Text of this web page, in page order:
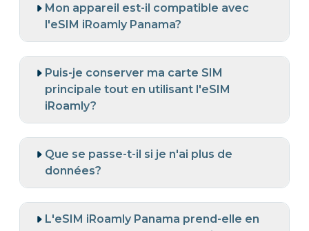
Mon appareil est-il compatible avec
l'eSIM iRoamly Panama?
Puis-je conserver ma carte SIM
principale tout en utilisant l'eSIM
iRoamly?
Que se passe-t-il si je n'ai plus de
données?
L'eSIM iRoamly Panama prend-elle en